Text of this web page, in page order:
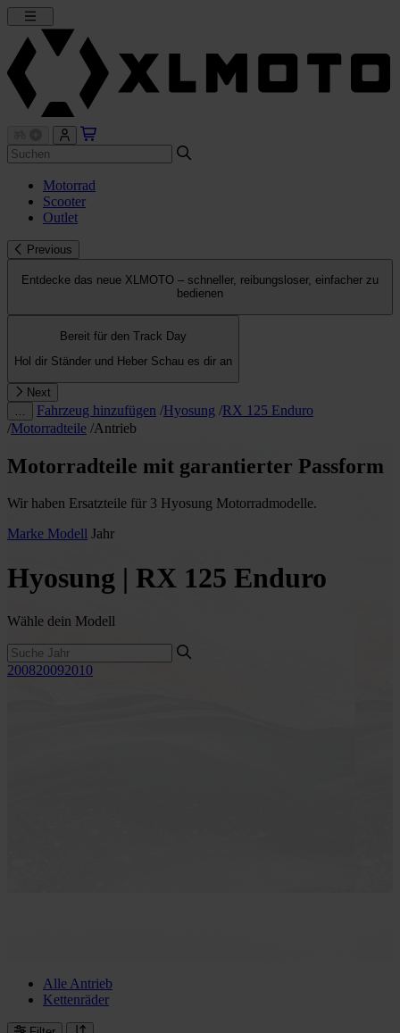
Motorrad
Scooter
Outlet
Previous
Entdecke das neue XLMOTO – schneller, reibungsloser, einfacher zu
bedienen
Bereit für den Track Day
Hol dir Ständer und Heber Schau es dir an
Next
Fahrzeug hinzufügen /Hyosung /RX 125 Enduro
/Motorradteile /Antrieb
Motorradteile mit garantierter Passform
Wir haben Ersatzteile für 3 Hyosung Motorradmodelle.
Marke Modell Jahr
Hyosung | RX 125 Enduro
Wähle dein Modell
200820092010
Alle Antrieb
Kettenräder